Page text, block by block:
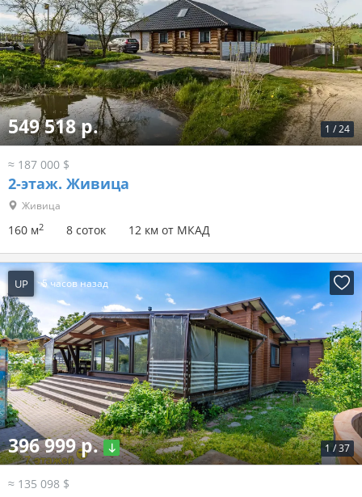
1 /24
549 518 р.
≈ 187 000 $
2-этаж. Живица
Живица
160 м2 8 соток 12 км от МКАД
UP 5 часов назад
1 /37
396 999 р.
≈ 135 098 $